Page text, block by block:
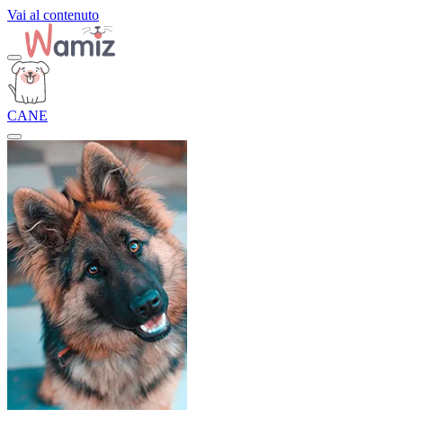
Vai al contenuto
CANE